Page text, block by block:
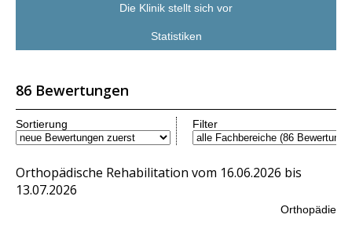
Die Klinik stellt sich vor
Statistiken
86 Bewertungen
Sortierung Filter
Orthopädische Rehabilitation vom 16.06.2026 bis
13.07.2026
Orthopädie